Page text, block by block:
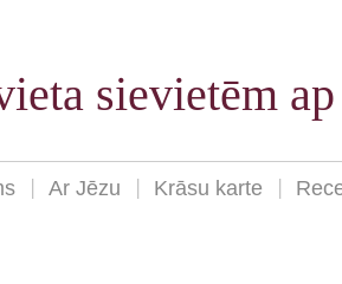
sievietēm
Ar Jēzu Krāsu karte